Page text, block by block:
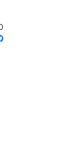
arī citās